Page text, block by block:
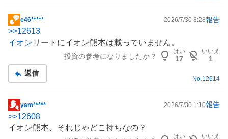
掲
示
板
e46***** 2026/7/30 8:28報告
>>12613
イオン リートにイオン熊本は載っていません。
投資の参考になりましたか？
はい
17
いいえ
1
返信
No. 12614
掲
示
板
yam***** 2026/7/30 1:10報告
>>12608
イオン熊本、それじゃどこ持ちなの？
はい いいえ